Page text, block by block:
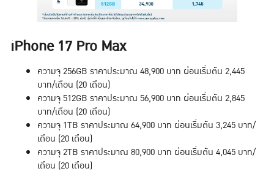
iPhone 17 Pro Max
ความจุ 256GB ราคาประมาณ 48,900 บาท ผ่อนเริ่มต้น 2,445
บาท/เดือน (20 เดือน)
ความจุ 512GB ราคาประมาณ 56,900 บาท ผ่อนเริ่มต้น 2,845
บาท/เดือน (20 เดือน)
ความจุ 1TB ราคาประมาณ 64,900 บาท ผ่อนเริ่มต้น 3,245 บาท/
เดือน (20 เดือน)
ความจุ 2TB ราคาประมาณ 80,900 บาท ผ่อนเริ่มต้น 4,045 บาท/
เดือน (20 เดือน)